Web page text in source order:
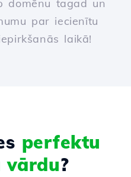
domēnu tagad un
par iecienītu
laikā!
perfektu
vārdu?